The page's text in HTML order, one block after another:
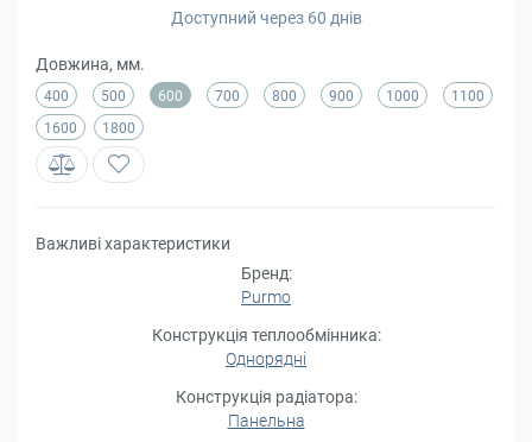
Доступний через 60 днів
Довжина, мм.
400 500 600 700 800 900 1000
1100
1600
1800
Важливі характеристики
Бренд:
Purmo
Конструкція теплообмінника:
Однорядні
Конструкція радіатора:
Панельна